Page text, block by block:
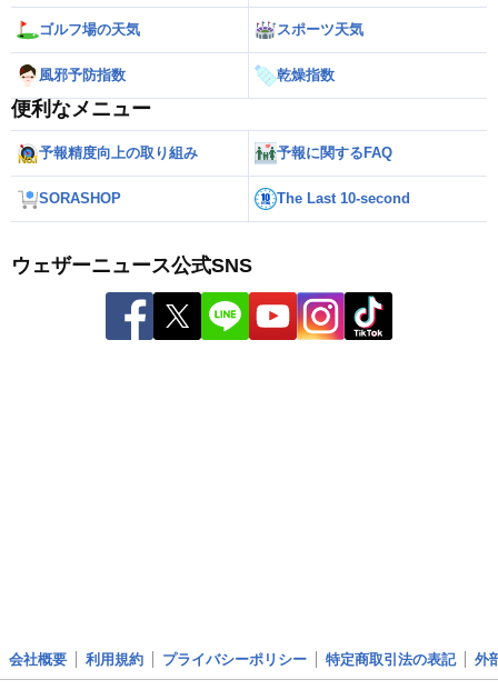
ゴルフ場の天気 スポーツ天気
風邪予防指数 乾燥指数
便利なメニュー
予報精度向上の取り組み 予報に関するFAQ
SORASHOP The Last 10-second
ウェザーニュース公式SNS
会社概要 利用規約 プライバシーポリシー 特定商取引法の表記 外